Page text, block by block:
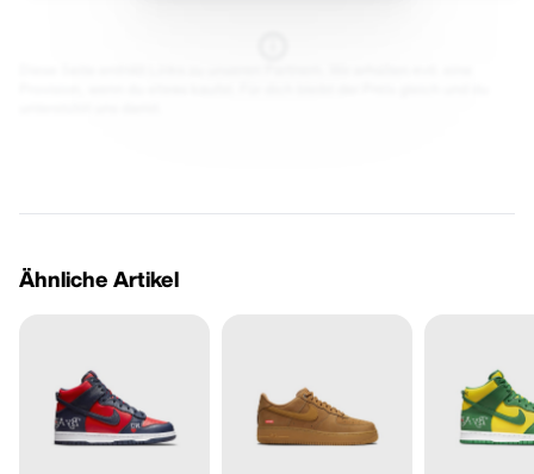
Ähnliche Artikel